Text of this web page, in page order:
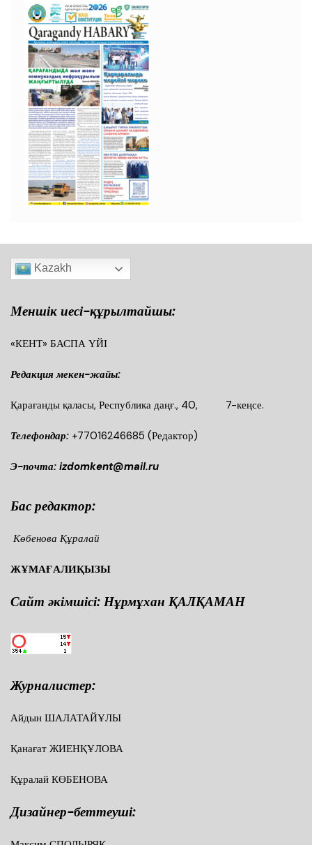
Kazakh
Меншік иесі-құрылтайшы:
«КЕНТ» БАСПА ҮЙІ
Редакция мекен-жайы:
Қарағанды қаласы, Республика даңғ., 40, 7-кеңсе.
Телефондар: +77016246685 (Редактор)
Э-почта: izdomkent@mail.ru
Бас редактор:
Көбенова Құралай
ЖҰМАҒАЛИҚЫЗЫ
Сайт әкімшісі: Нұрмұхан ҚАЛҚАМАН
Журналистер:
Айдын ШАЛАТАЙҰЛЫ
Қанағат ЖИЕНҚҰЛОВА
Құралай КӨБЕНОВА
Дизайнер-беттеуші: